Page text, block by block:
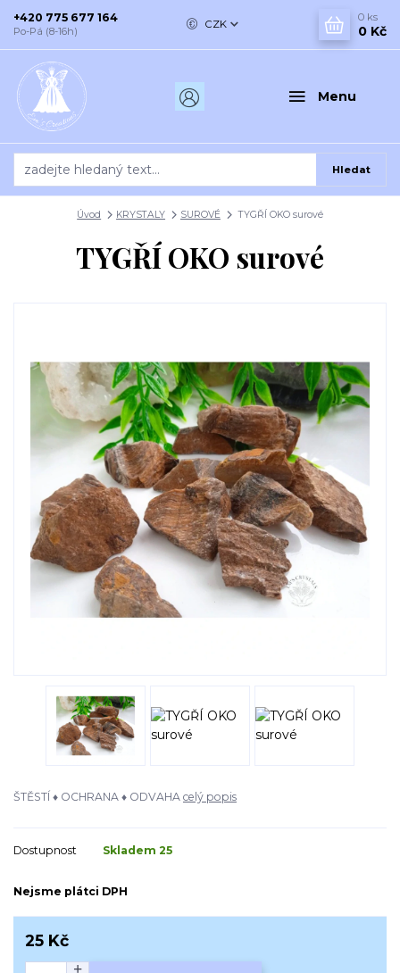
Menu
CZK
Hledat
+420 775 677 164
Po-Pá (8-16h)
0 ks
0 Kč
Úvod KRYSTALY SUROVÉ TYGŘÍ OKO surové
TYGŘÍ OKO surové
ŠTĚSTÍ ♦ OCHRANA ♦ ODVAHA celý popis
Dostupnost Skladem 25
Nejsme plátci DPH
25 Kč